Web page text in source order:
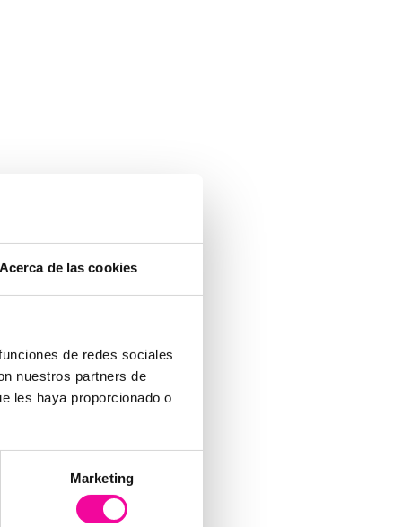
de las cookies
de redes sociales
nuestros partners de
les haya proporcionado o
Marketing